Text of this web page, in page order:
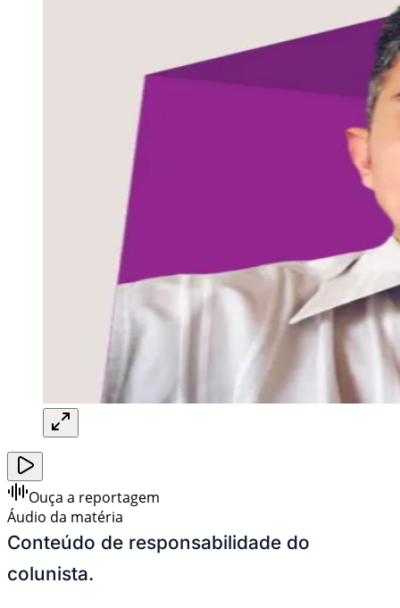
Ouça a reportagem
Áudio da matéria
Conteúdo de responsabilidade do
colunista.